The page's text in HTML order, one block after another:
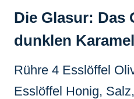
Die Glasur: Das
dunklen
Rühre 4 Esslöffel
Esslöffel Honig,